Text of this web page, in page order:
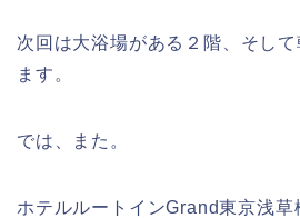
次回は大浴場がある２階、そし
ます。
では、また。
ホテルルートインGrand東京浅草